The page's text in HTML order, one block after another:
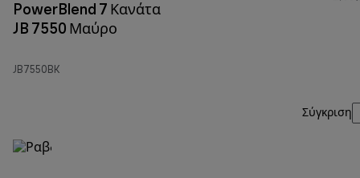
PowerBlend 7 Κανάτα
JB 7550 Μαύρο
JB7550BK
Σύγκριση